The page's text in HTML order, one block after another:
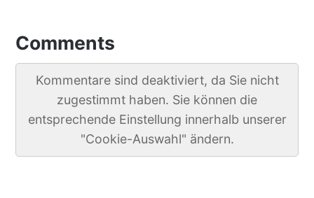
Comments
Kommentare sind deaktiviert, da Sie nicht
zugestimmt haben. Sie können die
entsprechende Einstellung innerhalb unserer
"Cookie-Auswahl" ändern.